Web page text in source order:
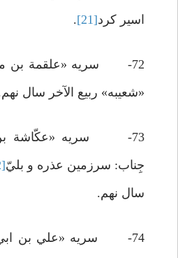
اسير کرد[21]
.
72- سريه «علقمة بن
«شعيبه» ربيع الآخر سال
73- سريه «عکّاشة
جِناب: سرزمين عذره و بليّ[22]
سال نهم.
74- سريه «علي بن